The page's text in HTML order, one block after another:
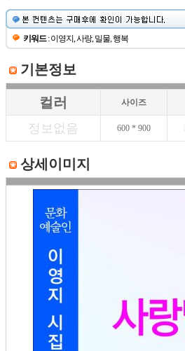
키워드: 이영지, 사랑, 밀물, 행복
기본정보
컬러 사이즈
정보없음 600 * 900
상세이미지